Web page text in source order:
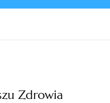
Zdrowia